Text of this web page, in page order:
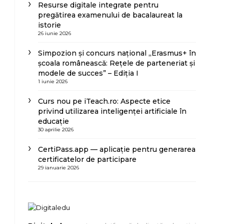
Resurse digitale integrate pentru
pregătirea examenului de bacalaureat la
istorie
26 iunie 2026
Simpozion și concurs național „Erasmus+ în
școala românească: Rețele de parteneriat și
modele de succes” – Ediția I
1 iunie 2026
Curs nou pe iTeach.ro: Aspecte etice
privind utilizarea inteligenței artificiale în
educație
30 aprilie 2026
CertiPass.app — aplicație pentru generarea
certificatelor de participare
29 ianuarie 2026